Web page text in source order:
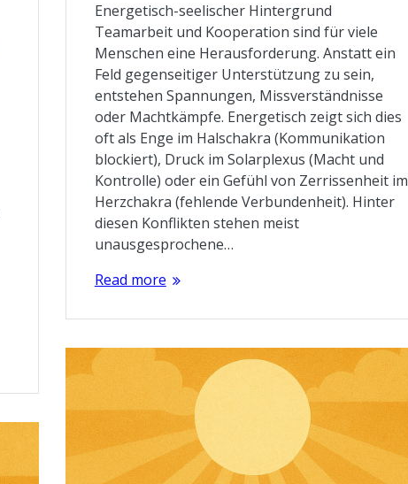
Energetisch-seelischer Hintergrund
Teamarbeit und Kooperation sind für viele
Menschen eine Herausforderung. Anstatt ein
Feld gegenseitiger Unterstützung zu sein,
entstehen Spannungen, Missverständnisse
oder Machtkämpfe. Energetisch zeigt sich dies
oft als Enge im Halschakra (Kommunikation
blockiert), Druck im Solarplexus (Macht und
Kontrolle) oder ein Gefühl von Zerrissenheit im
Herzchakra (fehlende Verbundenheit). Hinter
diesen Konflikten stehen meist
unausgesprochene…
Read more